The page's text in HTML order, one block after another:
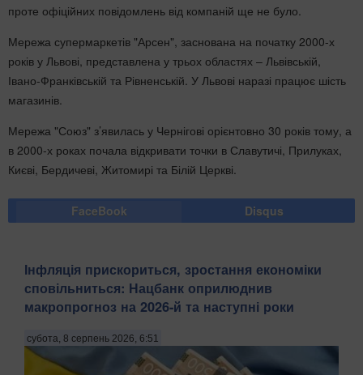
проте офіційних повідомлень від компаній ще не було.
Мережа супермаркетів "Арсен", заснована на початку 2000-х
років у Львові, представлена у трьох областях – Львівській,
Івано-Франківській та Рівненській. У Львові наразі працює шість
магазинів.
Мережа "Союз" з’явилась у Чернігові орієнтовно 30 років тому, а
в 2000-х роках почала відкривати точки в Славутичі, Прилуках,
Києві, Бердичеві, Житомирі та Білій Церкві.
FaceBook Disqus
Інфляція прискориться, зростання економіки
сповільниться: Нацбанк оприлюднив
макропрогноз на 2026-й та наступні роки
субота, 8 серпень 2026, 6:51